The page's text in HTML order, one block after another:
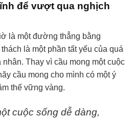
để vượt qua nghịch
là một đường thẳng bằng
là một phần tất yếu của quá
Thay vì cầu mong một cuộc
cầu mong cho mình có một ý
thế vững vàng.
cuộc sống dễ dàng,